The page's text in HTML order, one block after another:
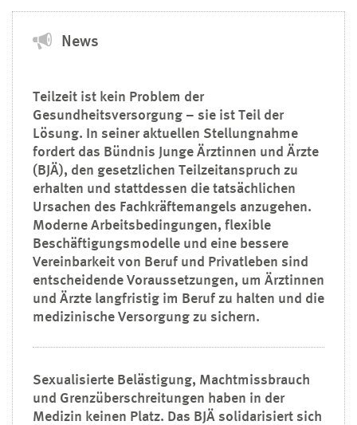
News
Teilzeit ist kein Problem der
Gesundheitsversorgung – sie ist Teil der
Lösung. In seiner aktuellen Stellungnahme
fordert das Bündnis Junge Ärztinnen und Ärzte
(BJÄ), den gesetzlichen Teilzeitanspruch zu
erhalten und stattdessen die tatsächlichen
Ursachen des Fachkräftemangels anzugehen.
Moderne Arbeitsbedingungen, flexible
Beschäftigungsmodelle und eine bessere
Vereinbarkeit von Beruf und Privatleben sind
entscheidende Voraussetzungen, um Ärztinnen
und Ärzte langfristig im Beruf zu halten und die
medizinische Versorgung zu sichern.
Sexualisierte Belästigung, Machtmissbrauch
und Grenzüberschreitungen haben in der
Medizin keinen Platz. Das BJÄ solidarisiert sich